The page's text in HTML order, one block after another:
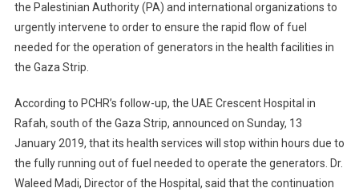
the Palestinian Authority (PA) and international organizations to
urgently intervene to order to ensure the rapid flow of fuel
needed for the operation of generators in the health facilities in
the Gaza Strip.
According to PCHR’s follow-up, the UAE Crescent Hospital in
Rafah, south of the Gaza Strip, announced on Sunday, 13
January 2019, that its health services will stop within hours due to
the fully running out of fuel needed to operate the generators. Dr.
Waleed Madi, Director of the Hospital, said that the continuation